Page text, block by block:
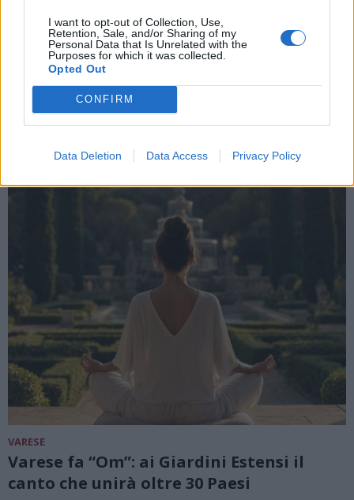
I want to opt-out of Collection, Use,
Retention, Sale, and/or Sharing of my
Personal Data that Is Unrelated with the
Purposes for which it was collected.
Opted Out
CONFIRM
Data Deletion Data Access Privacy Policy
ALTRE NOTIZIE DI VARESE
VARESE
Varese fa “Om”: ai Giardini Estensi il
canto che unirà oltre 30 Paesi